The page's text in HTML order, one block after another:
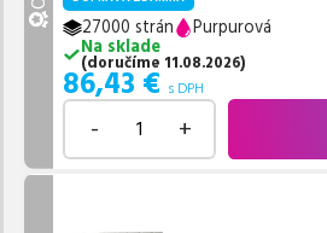
27000 strán
Purpurová
Na sklade
(doručíme 11.08.2026)
86,43 € s DPH
- +